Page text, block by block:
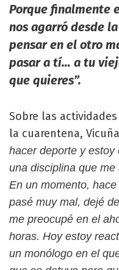
Porque finalmente
nos agarró desde
pensar en el otro
pasar a tí… a tu
que quieres”.
Sobre las
la cuarentena,
hacer deporte y
una disciplina que
En un momento,
pasé muy mal, dejé
me preocupé en el
horas. Hoy estoy
un monólogo en el